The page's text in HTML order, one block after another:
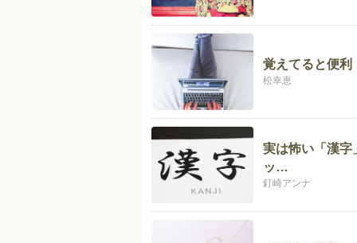
覚えてると便利
松幸恵
実は怖い「漢字
ッ…
釘崎アンナ